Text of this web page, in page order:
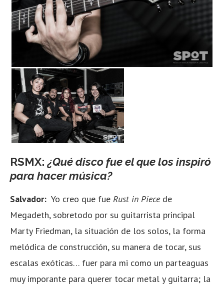
RSMX:¿Qué disco fue el que los inspiró
para hacer música?
Salvador: Yo creo que fue Rust in Piece de
Megadeth, sobretodo por su guitarrista principal
Marty Friedman, la situación de los solos, la forma
melódica de construcción, su manera de tocar, sus
escalas exóticas… fuer para mi como un parteaguas
muy imporante para querer tocar metal y guitarra; la